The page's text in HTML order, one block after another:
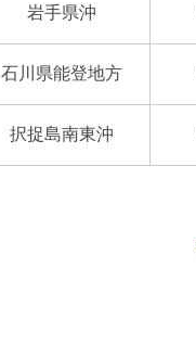
岩手県沖
石川県能登地方
択捉島南東沖